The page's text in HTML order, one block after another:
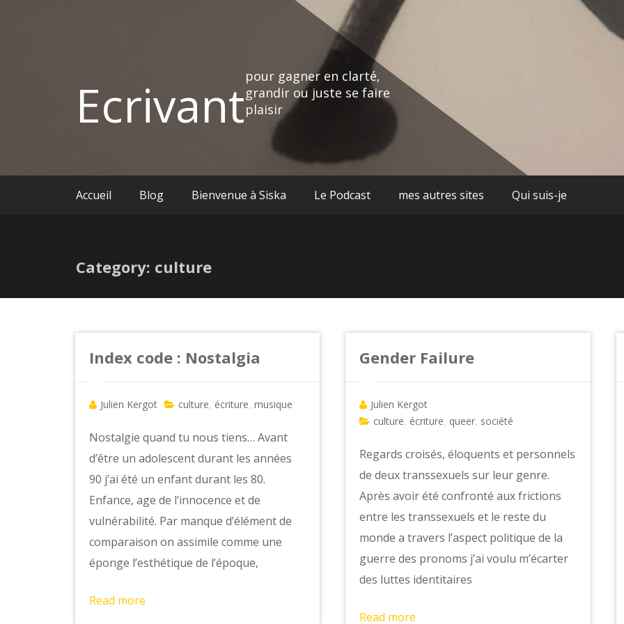
Ecrivantpour gagner en clarté,
grandir ou juste se faire
plaisir
Accueil Blog Bienvenue à Siska Le Podcast mes autres sites Qui suis-je
Category: culture
Index code : Nostalgia
Julien Kergot culture écriture musique
Nostalgie quand tu nous tiens… Avant
d’être un adolescent durant les années
90 j’ai été un enfant durant les 80.
Enfance, age de l’innocence et de
vulnérabilité. Par manque d’élément de
comparaison on assimile comme une
éponge l’esthétique de l’époque,
Read more
Gender Failure
Julien Kergot
culture écriture queer société
Regards croisés, éloquents et personnels
de deux transsexuels sur leur genre.
Après avoir été confronté aux frictions
entre les transsexuels et le reste du
monde a travers l’aspect politique de la
guerre des pronoms j’ai voulu m’écarter
des luttes identitaires
Read more